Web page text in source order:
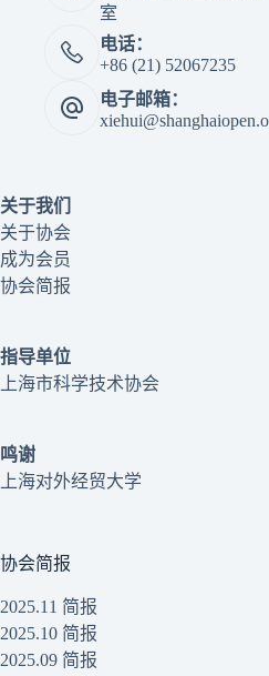
室
电话：
+86 (21) 52067235
电子邮箱：
关于我们
关于协会
成为会员
协会简报
指导单位
上海市科学技术协会
鸣谢
上海对外经贸大学
协会简报
2025.11 简报
2025.10 简报
2025.09 简报